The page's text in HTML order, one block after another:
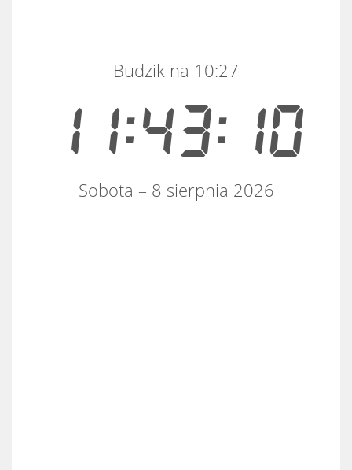
11:43:10
Budzik na 10:27
Sobota – 8 sierpnia 2026